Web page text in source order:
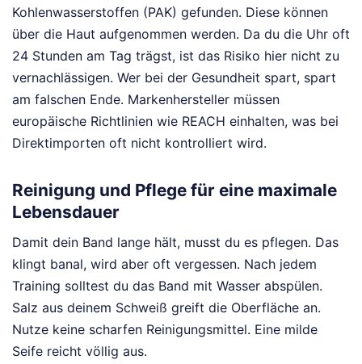
Kohlenwasserstoffen (PAK) gefunden. Diese können
über die Haut aufgenommen werden. Da du die Uhr oft
24 Stunden am Tag trägst, ist das Risiko hier nicht zu
vernachlässigen. Wer bei der Gesundheit spart, spart
am falschen Ende. Markenhersteller müssen
europäische Richtlinien wie REACH einhalten, was bei
Direktimporten oft nicht kontrolliert wird.
Reinigung und Pflege für eine maximale
Lebensdauer
Damit dein Band lange hält, musst du es pflegen. Das
klingt banal, wird aber oft vergessen. Nach jedem
Training solltest du das Band mit Wasser abspülen.
Salz aus deinem Schweiß greift die Oberfläche an.
Nutze keine scharfen Reinigungsmittel. Eine milde
Seife reicht völlig aus.